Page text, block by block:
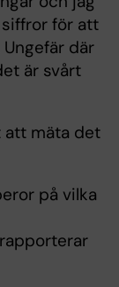
för att
där
är svårt
att mäta det
på vilka